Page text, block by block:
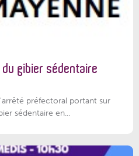
gibier sédentaire
préfectoral portant sur
sédentaire en...